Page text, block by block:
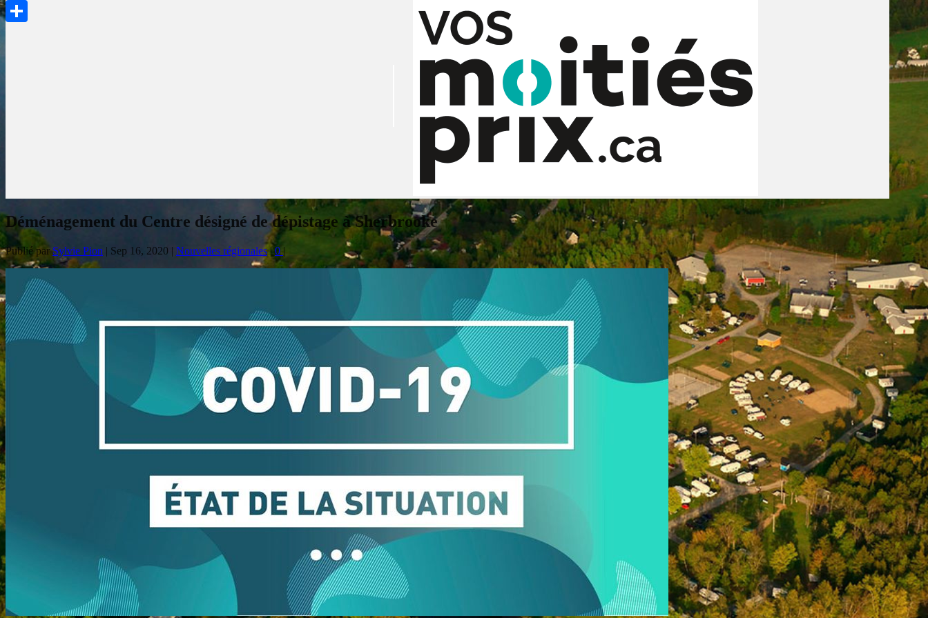
Déménagement du Centre désigné de dépistage à Sherbrooke
Publié parSylvie Pion | Sep 16, 2020 | Nouvelles régionales|0|
PrintFriendly